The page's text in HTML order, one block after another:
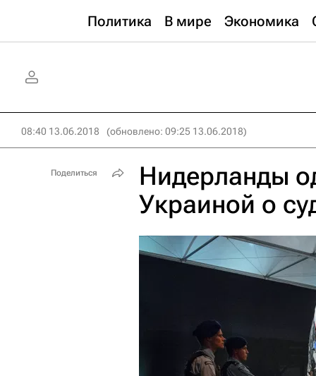
Политика В мире Экономика
08:40 13.06.2018 (обновлено: 09:25 13.06.2018)
Нидерланды
Украиной о
Поделиться